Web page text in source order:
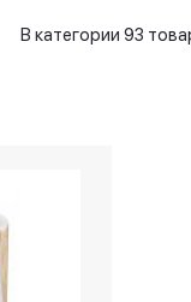
В категории 93